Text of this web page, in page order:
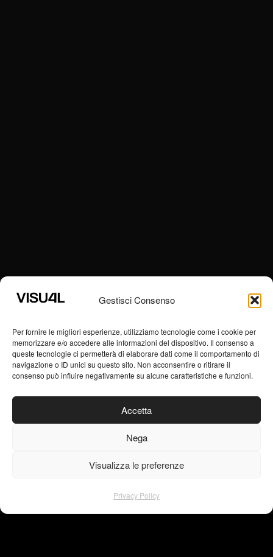
Gestisci Consenso
Per fornire le migliori esperienze, utilizziamo tecnologie come i cookie per
memorizzare e/o accedere alle informazioni del dispositivo. Il consenso a
queste tecnologie ci permetterà di elaborare dati come il comportamento di
navigazione o ID unici su questo sito. Non acconsentire o ritirare il
consenso può influire negativamente su alcune caratteristiche e funzioni.
Accetta
Nega
Visualizza le preferenze
Privacy Policy
Crac gallery
web design